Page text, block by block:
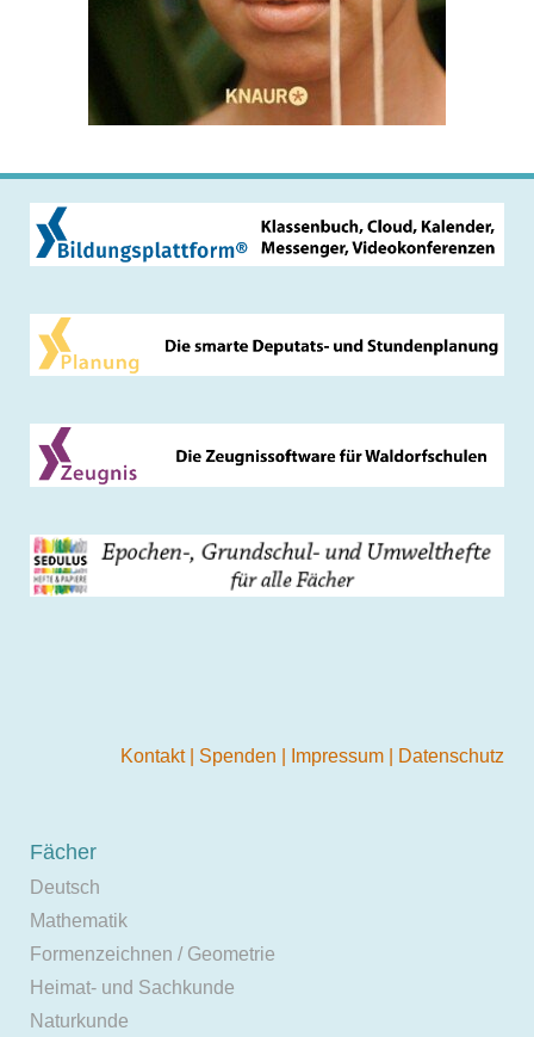
Kontakt Spenden Impressum Datenschutz
Fächer
Deutsch
Mathematik
Formenzeichnen / Geometrie
Heimat- und Sachkunde
Naturkunde